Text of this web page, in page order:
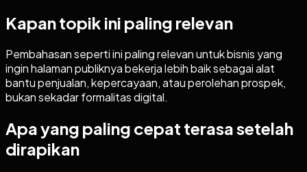
Kapan topik ini paling relevan
Pembahasan seperti ini paling relevan untuk bisnis yang
ingin halaman publiknya bekerja lebih baik sebagai alat
bantu penjualan, kepercayaan, atau perolehan prospek,
bukan sekadar formalitas digital.
Apa yang paling cepat terasa setelah
dirapikan